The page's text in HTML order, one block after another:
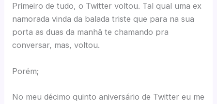
Primeiro de tudo, o Twitter voltou. Tal qual uma ex
namorada vinda da balada triste que para na sua
porta as duas da manhã te chamando pra
conversar, mas, voltou.
Porém;
No meu décimo quinto aniversário de Twitter eu me